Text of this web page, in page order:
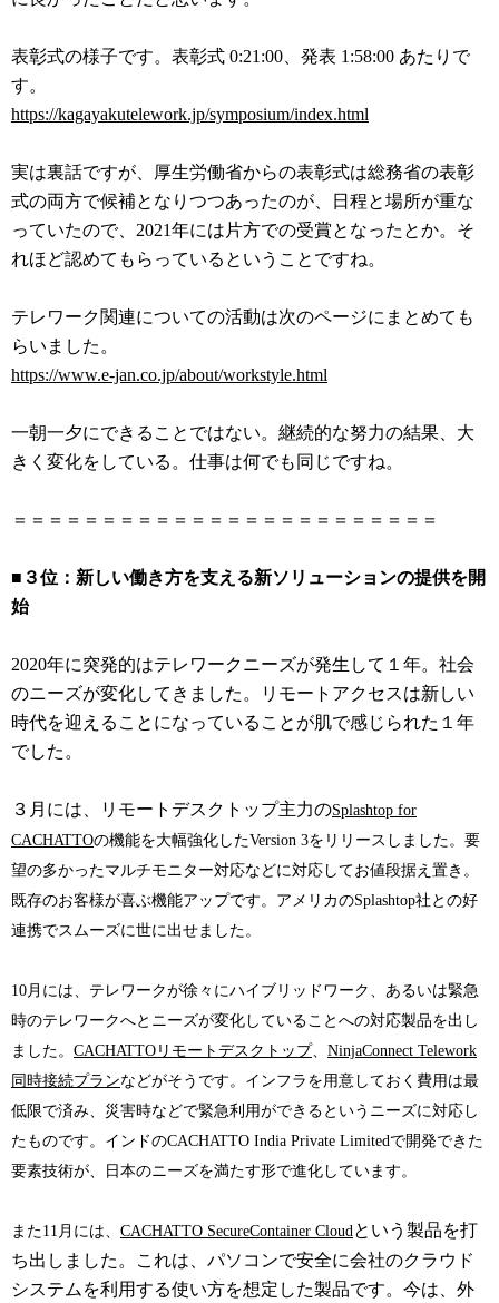
表彰式の様子です。表彰式 0:21:00、発表 1:58:00 あたりで
す。
https://kagayakutelework.jp/symposium/index.html
実は裏話ですが、厚生労働省からの表彰式は総務省の表彰
式の両方で候補となりつつあったのが、日程と場所が重な
っていたので、2021年には片方での受賞となったとか。そ
れほど認めてもらっているということですね。
テレワーク関連についての活動は次のページにまとめても
らいました。
https://www.e-jan.co.jp/about/workstyle.html
一朝一夕にできることではない。継続的な努力の結果、大
きく変化をしている。仕事は何でも同じですね。
＝＝＝＝＝＝＝＝＝＝＝＝＝＝＝＝＝＝＝＝＝＝＝＝
■３位：新しい働き方を支える新ソリューションの提供を開
始
2020年に突発的はテレワークニーズが発生して１年。社会
のニーズが変化してきました。リモートアクセスは新しい
時代を迎えることになっていることが肌で感じられた１年
でした。
３月には、リモートデスクトップ主力のSplashtop for
CACHATTOの機能を大幅強化したVersion 3をリリースしました。要
望の多かったマルチモニター対応などに対応してお値段据え置き。
既存のお客様が喜ぶ機能アップです。アメリカのSplashtop社との好
連携でスムーズに世に出せました。
10月には、テレワークが徐々にハイブリッドワーク、あるいは緊急
時のテレワークへとニーズが変化していることへの対応製品を出し
ました。 CACHATTOリモートデスクトップ、 NinjaConnect Telework
同時接続プランなどがそうです。インフラを用意しておく費用は最
低限で済み、災害時などで緊急利用ができるというニーズに対応し
たものです。インドのCACHATTO India Private Limitedで開発できた
要素技術が、日本のニーズを満たす形で進化しています。
また11月には、 CACHATTO SecureContainer Cloudという製品を打
ち出しました。これは、パソコンで安全に会社のクラウド
システムを利用する使い方を想定した製品です。今は、外